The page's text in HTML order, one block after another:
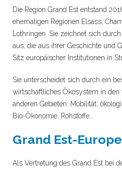
Die Region Grand Est entstand
ehemaligen Regionen Elsass,
Lothringen. Sie zeichnet sich
aus, die aus ihrer Geschichte und
Sitz europäischer Institutionen in
Sie unterscheidet sich durch ein
wirtschaftliches Ökosystem in den
anderen Gebieten: Mobilität,
Bio-Ökonomie, Rohstoffe…
Grand Est-
Als Vertretung des Grand Est bei